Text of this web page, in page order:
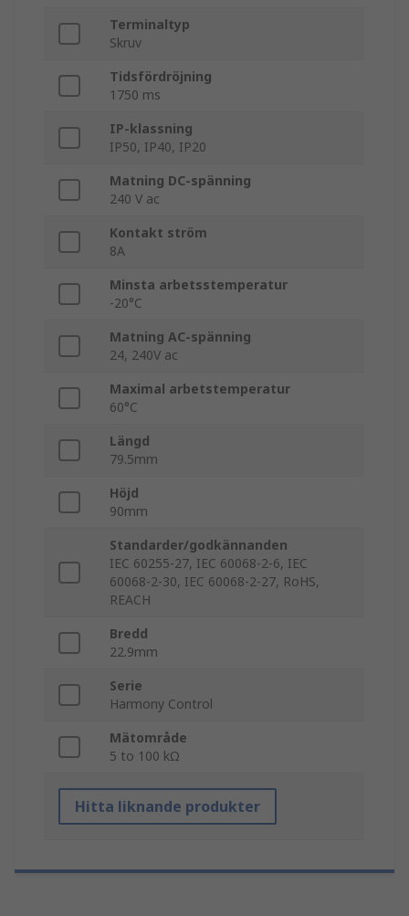
Terminaltyp
Skruv
Tidsfördröjning
1750 ms
IP-klassning
IP50, IP40, IP20
Matning DC-spänning
240 V ac
Kontakt ström
8A
Minsta arbetsstemperatur
-20°C
Matning AC-spänning
24, 240V ac
Maximal arbetstemperatur
60°C
Längd
79.5mm
Höjd
90mm
Standarder/godkännanden
IEC 60255-27, IEC 60068-2-6, IEC
60068-2-30, IEC 60068-2-27, RoHS,
REACH
Bredd
22.9mm
Serie
Harmony Control
Mätområde
5 to 100 kΩ
Hitta liknande produkter